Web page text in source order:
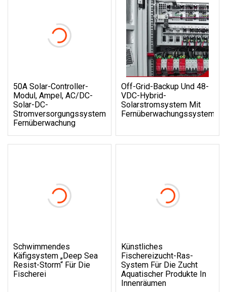
50A Solar-Controller-
Modul, Ampel, AC/DC-
Solar-DC-
Stromversorgungssystem,
Fernüberwachung
Off-Grid-Backup Und 48-
VDC-Hybrid-
Solarstromsystem Mit
Schwimmendes
Käfigsystem „Deep Sea
Resist-Storm“ Für Die
Fischerei
Künstliches
Fischereizucht-Ras-
System Für Die Zucht
Aquatischer Produkte In
Innenräumen